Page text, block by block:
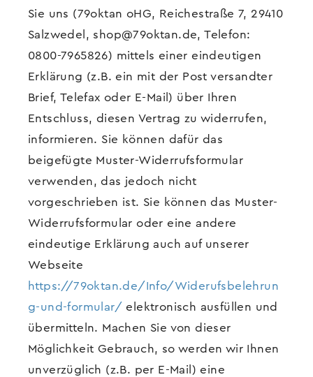
Sie uns (79oktan oHG, Reichestraße 7, 29410
Salzwedel, shop@79oktan.de, Telefon:
0800-7965826) mittels einer eindeutigen
Erklärung (z.B. ein mit der Post versandter
Brief, Telefax oder E-Mail) über Ihren
Entschluss, diesen Vertrag zu widerrufen,
informieren. Sie können dafür das
beigefügte Muster-Widerrufsformular
verwenden, das jedoch nicht
vorgeschrieben ist. Sie können das Muster-
Widerrufsformular oder eine andere
eindeutige Erklärung auch auf unserer
Webseite
https://79oktan.de/Info/Widerufsbelehrun
g-und-formular/ elektronisch ausfüllen und
übermitteln. Machen Sie von dieser
Möglichkeit Gebrauch, so werden wir Ihnen
unverzüglich (z.B. per E-Mail) eine